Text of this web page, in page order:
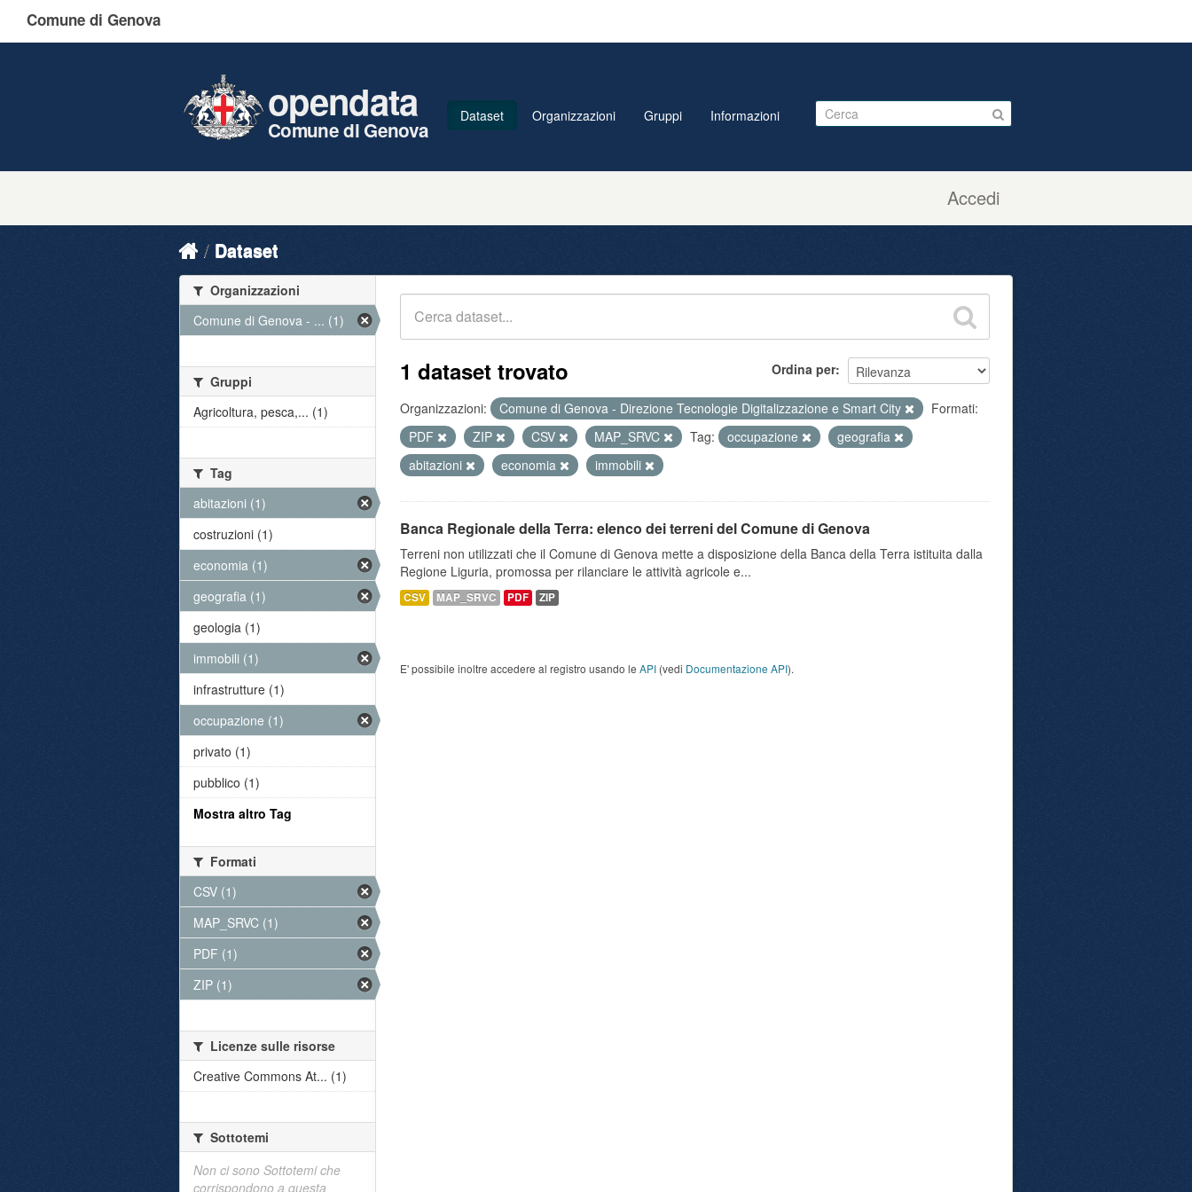
Comune di Genova
Accedi
opendata
Comune di Genova
Dataset Organizzazioni Gruppi Informazioni
Dataset
Ordina per
1 dataset trovato
Organizzazioni: Comune di Genova - Direzione Tecnologie Digitalizzazione e Smart City
Formati:
PDF
ZIP CSV MAP_SRVC Tag: occupazione
geografia
abitazioni
economia immobili
Banca Regionale della Terra: elenco dei terreni del Comune di Genova
Terreni non utilizzati che il Comune di Genova mette a disposizione della Banca della Terra istituita dalla
Regione Liguria, promossa per rilanciare le attività agricole e...
CSV MAP_SRVC PDF ZIP
E' possibile inoltre accedere al registro usando le API (vedi Documentazione API).
Organizzazioni
Comune di Genova - ... (1)
Gruppi
Agricoltura, pesca,... (1)
Tag
abitazioni (1)
costruzioni (1)
economia (1)
geografia (1)
geologia (1)
immobili (1)
infrastrutture (1)
occupazione (1)
privato (1)
pubblico (1)
Mostra altro Tag
Formati
CSV (1)
MAP_SRVC (1)
PDF (1)
ZIP (1)
Licenze sulle risorse
Creative Commons At... (1)
Sottotemi
Non ci sono Sottotemi che
corrispondono a questa